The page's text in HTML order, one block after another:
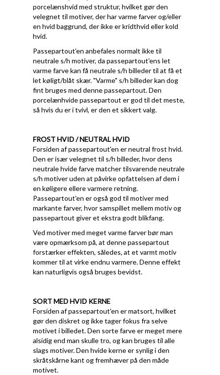
porcelænshvid med struktur, hvilket gør den
velegnet til motiver, der har varme farver og/eller
en hvid baggrund, der ikke er kridthvid eller kold
hvid.
Passepartout'en anbefales normalt ikke til
neutrale s/h motiver, da passepartout'ens let
varme farve kan få neutrale s/h billeder til at få et
let køligt/blåt skær. "Varme" s/h billeder kan dog
fint bruges med denne passepartout. Den
porcelænhvide passepartout er god til det meste,
så hvis du er i tvivl, er den et sikkert valg.
FROST HVID / NEUTRAL HVID
Forsiden af passepartout'en er neutral frost hvid.
Den er især velegnet til s/h billeder, hvor dens
neutrale hvide farve matcher tilsvarende neutrale
s/h motiver uden at påvirke opfattelsen af dem i
en køligere ellere varmere retning.
Passepartout'en er også god til motiver med
markante farver, hvor samspillet mellem motiv og
passepartout giver et ekstra godt blikfang.
Ved motiver med meget varme farver bør man
være opmærksom på, at denne passepartout
forstærker effekten, således, at et varmt motiv
kommer til at virke endnu varmere. Denne effekt
kan naturligvis også bruges bevidst.
SORT MED HVID KERNE
Forsiden af passepartout'en er matsort, hvilket
gør den diskret og ikke tager fokus fra selve
motivet i billedet. Den sorte farve er meget mere
alsidig end man skulle tro, og kan bruges til alle
slags motiver. Den hvide kerne er synlig i den
skråtskårne kant og fremhæver på den måde
motivet.